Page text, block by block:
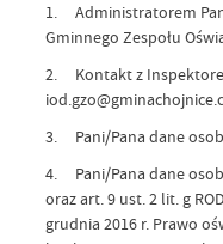
1. Administratorem
Gminnego Zespołu
2. Kontakt z
3. Pani/Pana dane
4. Pani/Pana dane
oraz art. 9 ust. 2 lit. g
grudnia 2016 r. Prawo